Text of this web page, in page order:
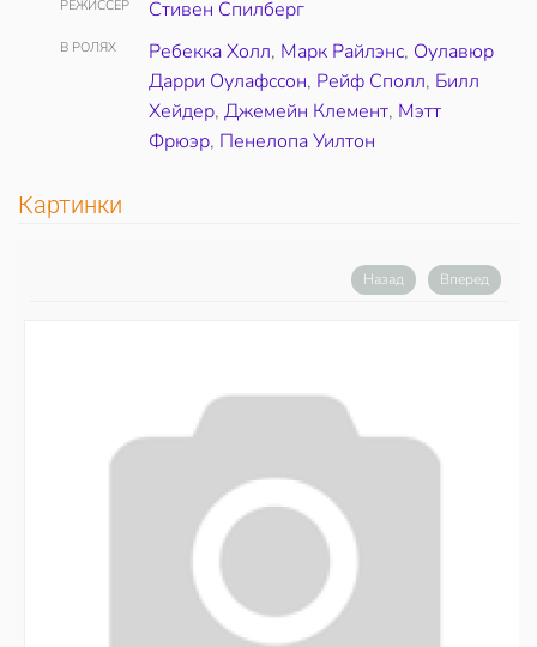
РЕЖИССЕР Стивен Спилберг
В РОЛЯХ Ребекка Холл, Марк Райлэнс, Оулавюр
Дарри Оулафссон, Рейф Сполл, Билл
Хейдер, Джемейн Клемент, Мэтт
Фрюэр, Пенелопа Уилтон
Картинки
Назад Вперед